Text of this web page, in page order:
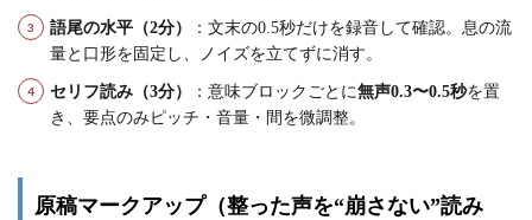
語尾の水平（2分）
：文末の0.5秒だけを録音して確認。息の流
量と口形を固定し、ノイズを立てずに消す。
セリフ読み（3分） ：意味ブロックごとに無声0.3〜0.5秒を置
き、要点のみピッチ・音量・間を微調整。
原稿マークアップ（整った声を“崩さない”読み